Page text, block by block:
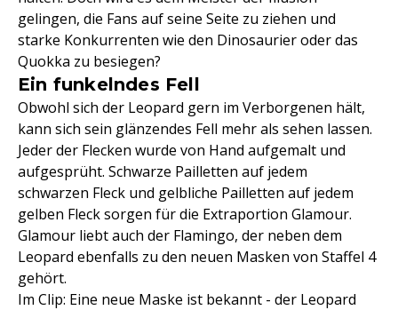
gelingen, die Fans auf seine Seite zu ziehen und
starke Konkurrenten wie den Dinosaurier oder das
Quokka zu besiegen?
Ein funkelndes Fell
Obwohl sich der Leopard gern im Verborgenen hält,
kann sich sein glänzendes Fell mehr als sehen lassen.
Jeder der Flecken wurde von Hand aufgemalt und
aufgesprüht. Schwarze Pailletten auf jedem
schwarzen Fleck und gelbliche Pailletten auf jedem
gelben Fleck sorgen für die Extraportion Glamour.
Glamour liebt auch der Flamingo, der neben dem
Leopard ebenfalls zu den neuen Masken von Staffel 4
gehört.
Im Clip: Eine neue Maske ist bekannt - der Leopard